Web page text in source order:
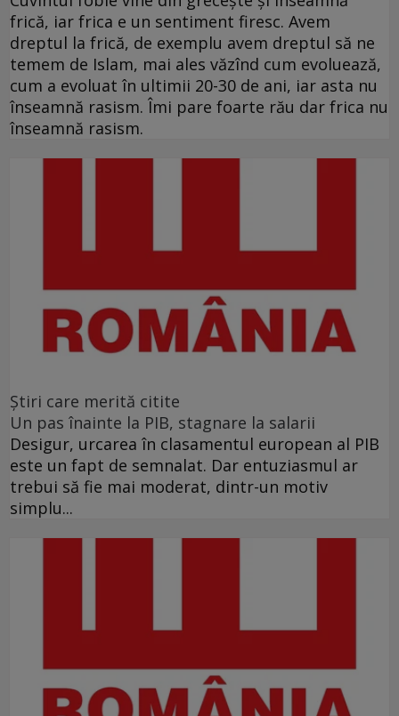
frică, iar frica e un sentiment firesc. Avem
dreptul la frică, de exemplu avem dreptul să ne
temem de Islam, mai ales văzînd cum evoluează,
cum a evoluat în ultimii 20-30 de ani, iar asta nu
înseamnă rasism. Îmi pare foarte rău dar frica nu
înseamnă rasism.
Ştiri care merită citite
Un pas înainte la PIB, stagnare la salarii
Desigur, urcarea în clasamentul european al PIB
este un fapt de semnalat. Dar entuziasmul ar
trebui să fie mai moderat, dintr-un motiv
simplu...